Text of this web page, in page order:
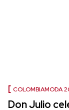
COLOMBIAMODA
Don Julio